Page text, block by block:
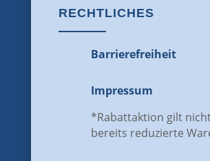
RECHTLICHES
Barrierefreiheit
Impressum
*Rabattaktion gilt
bereits reduzierte